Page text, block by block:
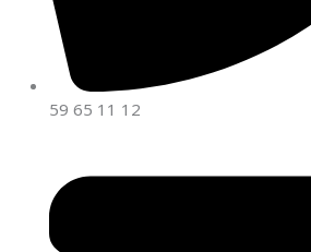
59 65 11 12